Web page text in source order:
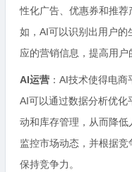
性化广告、优惠券和推
如，AI可以识别出用户的
应的营销信息，提高用户
AI运营 ：AI技术使得电
AI可以通过数据分析优
动和库存管理，从而降
监控市场动态，并根据竞
保持竞争力。